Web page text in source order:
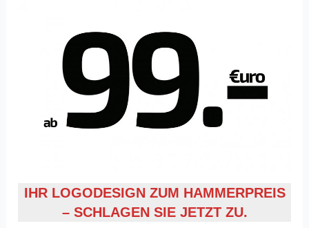
IHR LOGODESIGN ZUM HAMMERPREIS
– SCHLAGEN SIE JETZT ZU.